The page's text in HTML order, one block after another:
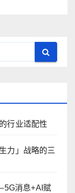
行业适配性
力」战略的三
消息+AI赋